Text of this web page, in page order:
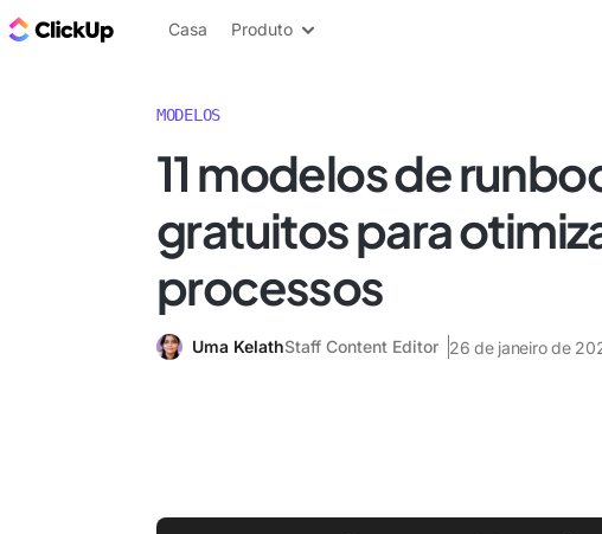
ClickUp Blogue
Casa Produto
MODELOS
11 modelos de
gratuitos para
processos
Uma KelathStaff Content Editor 26 de janeiro de